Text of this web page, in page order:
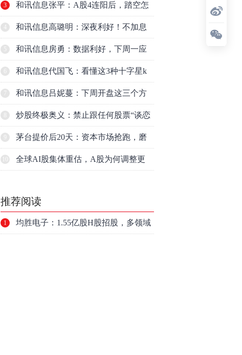
了
3 和讯信息张平：A股4连阳后，踏空怎
么办？结构性回补！
和讯信息高璐明：深夜利好！不加息
了？周一还能涨吗？
5 和讯信息房勇：数据利好，下周一应
对方案
和讯信息代国飞：看懂这3种十字星k
线形态
7 和讯信息吕妮蔓：下周开盘这三个方
向，还有仓位的朋友一定要拿稳了
炒股终极奥义：禁止跟任何股票“谈恋
爱”
茅台提价后20天：资本市场抢跑，磨
底属于现实
全球AI股集体重估，A股为何调整更
推荐阅读
1 均胜电子：1.55亿股H股招股，多领域